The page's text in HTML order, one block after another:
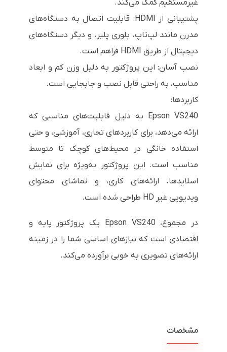
غیرمستقیم کمک می‌کند.
پشتیبانی از HDMI: قابلیت اتصال به دستگاه‌های
مدرن مانند لپ‌تاپ، بلوری پلیر، و دیگر دستگاه‌های
دیجیتال از طریق HDMI فراهم است.
نصب آسان: این پروژکتور به دلیل وزن کم و ابعاد
مناسب، به راحتی قابل نصب و جابجایی است.
کاربردها:
Epson VS240 به دلیل قابلیت‌های مناسبی که
ارائه می‌دهد، برای کاربردهای تجاری، آموزشی، و حتی
استفاده خانگی در محیط‌های کوچک تا متوسط
مناسب است. این پروژکتور به‌ویژه برای نمایش
اسلایدها، ارائه‌های کاری، و تماشای محتوای
ویدیویی غیر HD طراحی شده است.
در مجموع، Epson VS240 یک پروژکتور پایه و
اقتصادی است که نیازهای اساسی شما را در زمینه
ارائه‌های تصویری به خوبی برآورده می‌کند.
مشخصات